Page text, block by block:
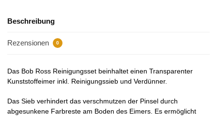
Beschreibung
Rezensionen 0
Das Bob Ross Reinigungsset beinhaltet einen Transparenter
Kunststoffeimer inkl. Reinigungssieb und Verdünner.
Das Sieb verhindert das verschmutzen der Pinsel durch
abgesunkene Farbreste am Boden des Eimers. Es ermöglicht